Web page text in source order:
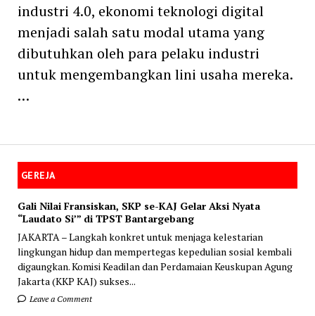
GEREJA
Gali Nilai Fransiskan, SKP se-KAJ Gelar Aksi Nyata
“Laudato Si’” di TPST Bantargebang
JAKARTA – Langkah konkret untuk menjaga kelestarian
lingkungan hidup dan mempertegas kepedulian sosial kembali
digaungkan. Komisi Keadilan dan Perdamaian Keuskupan Agung
Jakarta (KKP KAJ) sukses...
Leave a Comment
industri 4.0, ekonomi teknologi digital
menjadi salah satu modal utama yang
dibutuhkan oleh para pelaku industri
untuk mengembangkan lini usaha mereka.
…